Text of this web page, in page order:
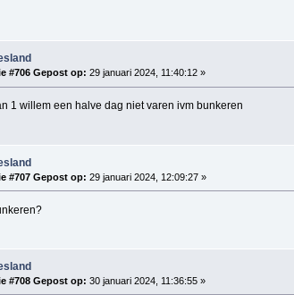
#706 Gepost op: 29 januari 2024, 11:40:12 »
1 willem een halve dag niet varen ivm bunkeren
#707 Gepost op: 29 januari 2024, 12:09:27 »
#708 Gepost op: 30 januari 2024, 11:36:55 »